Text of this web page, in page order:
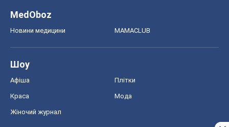
MedOboz
Новини медицини MAMACLUB
Шоу
Афіша Плітки
Краса Мода
Жіночий журнал